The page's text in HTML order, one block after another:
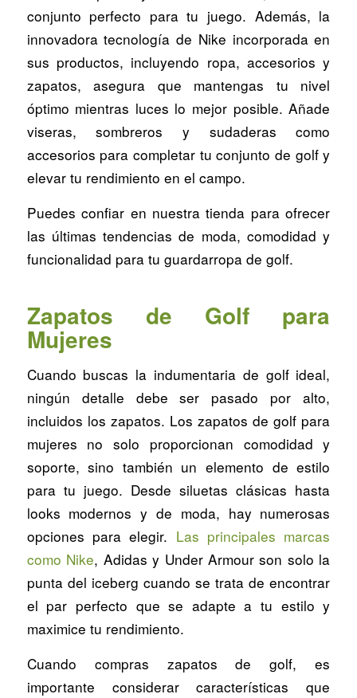
conjunto perfecto para tu juego. Además, la
innovadora tecnología de Nike incorporada en
sus productos, incluyendo ropa, accesorios y
zapatos, asegura que mantengas tu nivel
óptimo mientras luces lo mejor posible. Añade
viseras, sombreros y sudaderas como
accesorios para completar tu conjunto de golf y
elevar tu rendimiento en el campo.
Puedes confiar en nuestra tienda para ofrecer
las últimas tendencias de moda, comodidad y
funcionalidad para tu guardarropa de golf.
Zapatos de Golf para
Mujeres
Cuando buscas la indumentaria de golf ideal,
ningún detalle debe ser pasado por alto,
incluidos los zapatos. Los zapatos de golf para
mujeres no solo proporcionan comodidad y
soporte, sino también un elemento de estilo
para tu juego. Desde siluetas clásicas hasta
looks modernos y de moda, hay numerosas
opciones para elegir. Las principales marcas
como Nike, Adidas y Under Armour son solo la
punta del iceberg cuando se trata de encontrar
el par perfecto que se adapte a tu estilo y
maximice tu rendimiento.
Cuando compras zapatos de golf, es
importante considerar características que